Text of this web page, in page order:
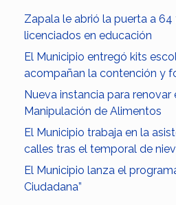
Zapala le abrió la puerta a
licenciados en educación
El Municipio entregó kits
acompañan la contención y
Nueva instancia para renovar
Manipulación de Alimentos
El Municipio trabaja en la
calles tras el temporal de
El Municipio lanza el
Ciudadana”